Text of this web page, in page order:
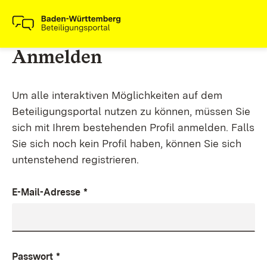
Anmelden
Um alle interaktiven Möglichkeiten auf dem
Beteiligungsportal nutzen zu können, müssen Sie
sich mit Ihrem bestehenden Profil anmelden. Falls
Sie sich noch kein Profil haben, können Sie sich
untenstehend registrieren.
E-Mail-Adresse *
Passwort *